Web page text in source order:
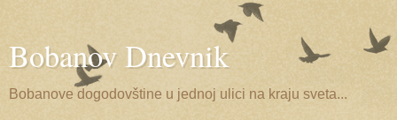
Bobanov Dnevnik
Bobanove dogodovštine u jednoj ulici na kraju sveta...